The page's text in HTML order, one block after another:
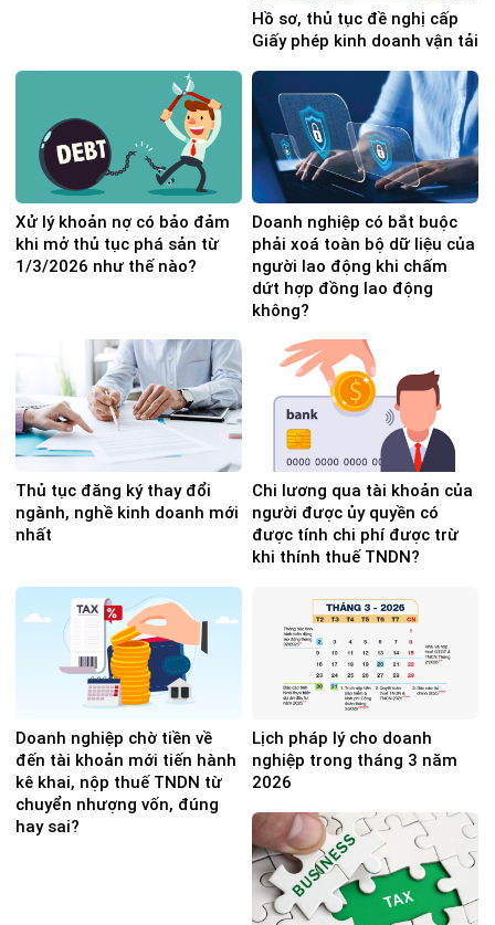
Hồ sơ, thủ tục đề nghị cấp
Giấy phép kinh doanh vận tải
Xử lý khoản nợ có bảo đảm
khi mở thủ tục phá sản từ
1/3/2026 như thế nào?
Doanh nghiệp có bắt buộc
phải xoá toàn bộ dữ liệu của
người lao động khi chấm
dứt hợp đồng lao động
không?
Thủ tục đăng ký thay đổi
ngành, nghề kinh doanh mới
nhất
Chi lương qua tài khoản của
người được ủy quyền có
được tính chi phí được trừ
khi thính thuế TNDN?
Doanh nghiệp chờ tiền về
đến tài khoản mới tiến hành
kê khai, nộp thuế TNDN từ
chuyển nhượng vốn, đúng
hay sai?
Lịch pháp lý cho doanh
nghiệp trong tháng 3 năm
2026